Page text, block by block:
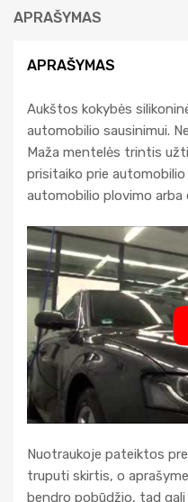
APRAŠYMAS
APRAŠYMAS
Aukštos kokybės
automobilio sausinimui.
Maža mentelės trintis
prisitaiko prie
automobilio plovimo arba
Nuotraukoje pateiktos
truputi skirtis, o
bendro pobūdžio, tad